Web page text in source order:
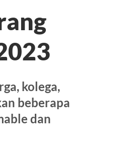
kolega,
beberapa
dan